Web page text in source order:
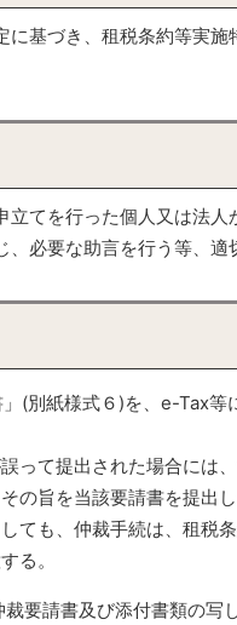
に基づき、租税条約等実
立てを行った個人又は法
必要な助言を行う等、適
(別紙様式６)を、e-Tax等
って提出された場合には
の旨を当該要請書を提出し
ても、仲裁手続は、租税
る。
要請書及び添付書類の写